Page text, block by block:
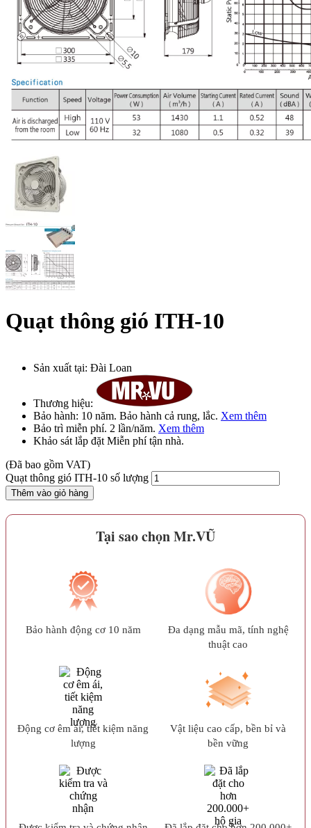
Quạt thông gió ITH-10
Sản xuất tại: Đài Loan
Thương hiệu:
Bảo hành: 10 năm. Bảo hành cả rung, lắc. Xem thêm
Bảo trì miễn phí. 2 lần/năm. Xem thêm
Khảo sát lắp đặt Miễn phítận nhà.
(Đã bao gồm VAT)
Quạt thông gió ITH-10 số lượng
Thêm vào giỏ hàng
Tại sao chọn Mr.VŨ
Bảo hành động cơ 10 năm
Đa dạng mẫu mã, tính nghệ
thuật cao
Động cơ êm ái, tiết kiệm năng
lượng
Vật liệu cao cấp, bền bỉ và
bền vững